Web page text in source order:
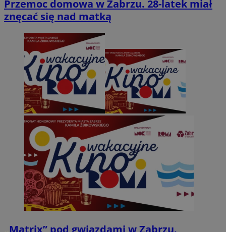
Przemoc domowa w Zabrzu. 28-latek miał
znęcać się nad matką
„Matrix” pod gwiazdami w Zabrzu.